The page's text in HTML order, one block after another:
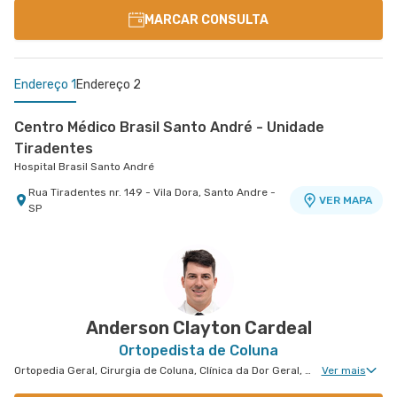
MARCAR CONSULTA
Endereço 1 Endereço 2
Centro Médico Brasil Santo André - Unidade
Tiradentes
Hospital Brasil Santo André
Rua Tiradentes nr. 149 - Vila Dora, Santo Andre -
SP
VER MAPA
Rua Americo Brasiliense nr. 596 - Centro, Sao
Anderson Clayton Cardeal
Ortopedista de Coluna
Ortopedia Geral, Cirurgia de Coluna, Clínica da Dor Geral, Cirurgia Pediátrica de Coluna Ver mais